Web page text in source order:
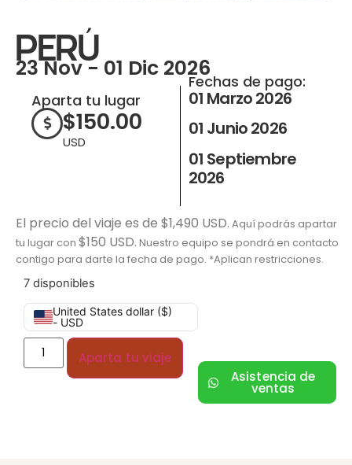
PERÚ
23 Nov - 01 Dic 2026
Aparta tu lugar
$150.00
USD
Fechas de pago:
01 Marzo 2026
01 Junio 2026
01 Septiembre
2026
El precio del viaje es de $1,490 USD. Aquí podrás apartar
tu lugar con $150 USD. Nuestro equipo se pondrá en contacto
contigo para darte la fecha de pago. *Aplican restricciones.
7 disponibles
United States dollar ($)
- USD
Aparta tu viaje
Asistencia de
ventas